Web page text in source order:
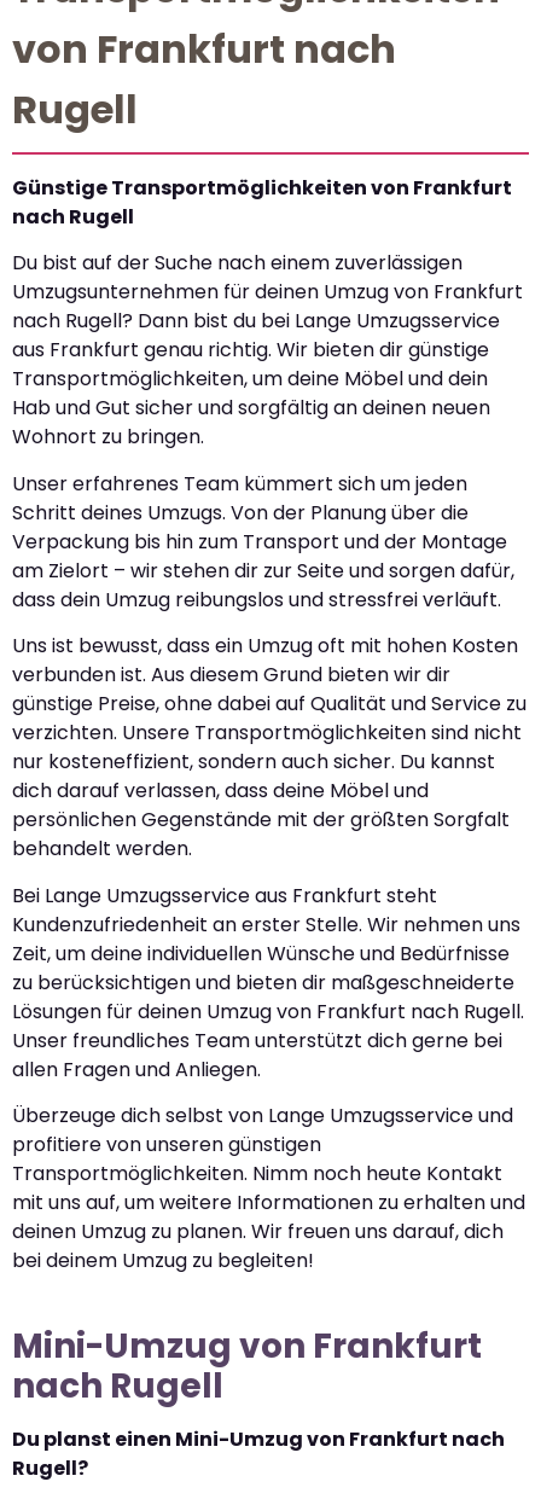
von Frankfurt nach
Rugell
Günstige Transportmöglichkeiten von Frankfurt
nach Rugell
Du bist auf der Suche nach einem zuverlässigen
Umzugsunternehmen für deinen Umzug von Frankfurt
nach Rugell? Dann bist du bei Lange Umzugsservice
aus Frankfurt genau richtig. Wir bieten dir günstige
Transportmöglichkeiten, um deine Möbel und dein
Hab und Gut sicher und sorgfältig an deinen neuen
Wohnort zu bringen.
Unser erfahrenes Team kümmert sich um jeden
Schritt deines Umzugs. Von der Planung über die
Verpackung bis hin zum Transport und der Montage
am Zielort – wir stehen dir zur Seite und sorgen dafür,
dass dein Umzug reibungslos und stressfrei verläuft.
Uns ist bewusst, dass ein Umzug oft mit hohen Kosten
verbunden ist. Aus diesem Grund bieten wir dir
günstige Preise, ohne dabei auf Qualität und Service zu
verzichten. Unsere Transportmöglichkeiten sind nicht
nur kosteneffizient, sondern auch sicher. Du kannst
dich darauf verlassen, dass deine Möbel und
persönlichen Gegenstände mit der größten Sorgfalt
behandelt werden.
Bei Lange Umzugsservice aus Frankfurt steht
Kundenzufriedenheit an erster Stelle. Wir nehmen uns
Zeit, um deine individuellen Wünsche und Bedürfnisse
zu berücksichtigen und bieten dir maßgeschneiderte
Lösungen für deinen Umzug von Frankfurt nach Rugell.
Unser freundliches Team unterstützt dich gerne bei
allen Fragen und Anliegen.
Überzeuge dich selbst von Lange Umzugsservice und
profitiere von unseren günstigen
Transportmöglichkeiten. Nimm noch heute Kontakt
mit uns auf, um weitere Informationen zu erhalten und
deinen Umzug zu planen. Wir freuen uns darauf, dich
bei deinem Umzug zu begleiten!
Mini-Umzug von Frankfurt
nach Rugell
Du planst einen Mini-Umzug von Frankfurt nach
Rugell?